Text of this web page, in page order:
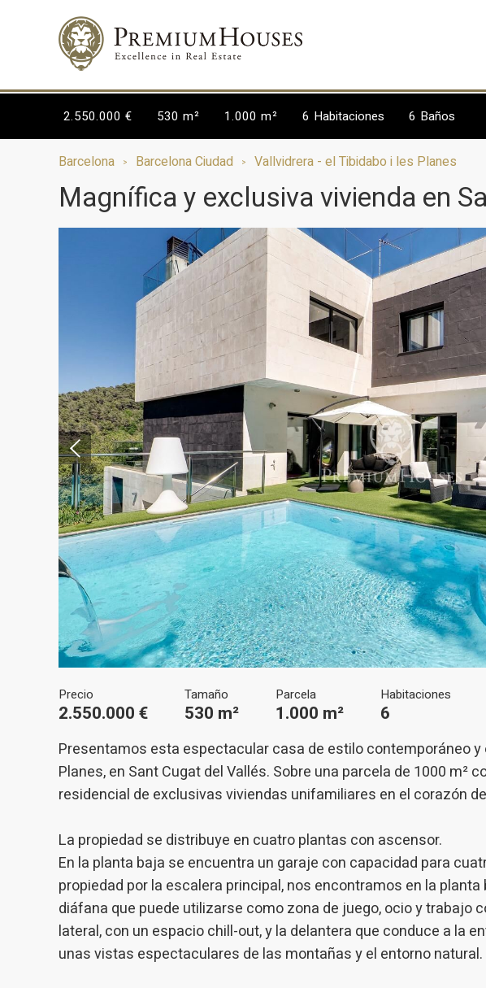
2.550.000 € 530 m² 1.000 m² 6 Habitaciones 6 Baños
Barcelona Barcelona Ciudad Vallvidrera - el Tibidabo i les Planes
Magnífica y exclusiva vivienda en
Precio
2.550.000 €
Tamaño
530 m²
Parcela
1.000 m²
Habitaciones
6
Presentamos esta espectacular casa de estilo contemporáneo
Planes, en Sant Cugat del Vallés. Sobre una parcela de 1000 m²
residencial de exclusivas viviendas unifamiliares en el corazón
La propiedad se distribuye en cuatro plantas con ascensor.
En la planta baja se encuentra un garaje con capacidad para
propiedad por la escalera principal, nos encontramos en la
diáfana que puede utilizarse como zona de juego, ocio y trabajo
lateral, con un espacio chill-out, y la delantera que conduce a la
unas vistas espectaculares de las montañas y el entorno natural.
Modificar cookies
Técnicas y funcionales
Este sitio web utiliza Cookies
mejorar nuestros servicios. Si
instalación de las mismas. El
pudiendo, si así lo desea,
deberá tener en cuenta que
de la página web.
Analíticas y
Permiten realizar el
medición de la actividad de la
los usuarios con el fin de
que hacen los usuarios del
experiencia a través de
Marketing y publicidad
hábitos de navegación.
en el sitio web y mostrar
usuario.
Guardar